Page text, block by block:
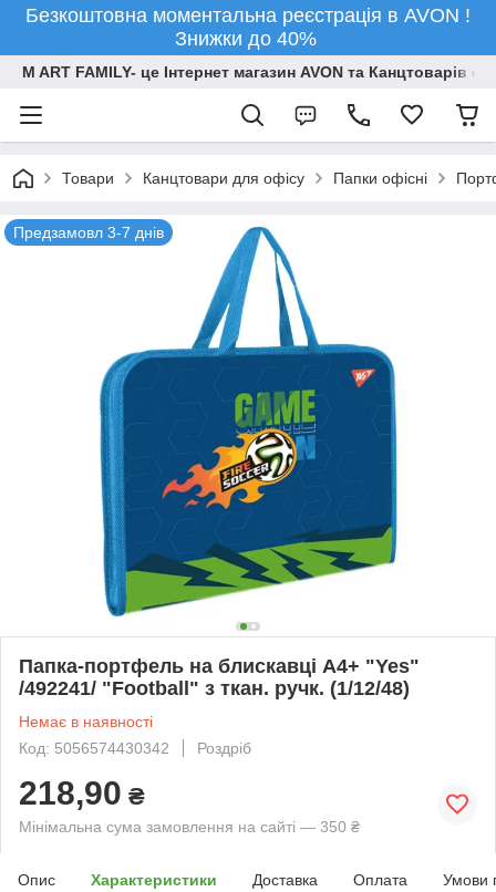
Безкоштовна моментальна реєстрація в AVON !
Знижки до 40%
M ART FAMILY- це Інтернет магазин AVON та Канцтоварів
Товари Канцтовари для офiсу Папки офісні
Предзамовл 3-7 днів
Папка-портфель на блискавці А4+ "Yes"
/492241/ "Football" з ткан. ручк. (1/12/48)
Немає в наявності
Код: 5056574430342
Роздріб
218,90 ₴
Мінімальна сума замовлення на сайті — 350 ₴
Опис Характеристики Доставка Оплата Умови